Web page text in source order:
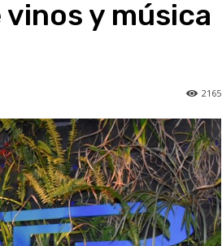
y música
2165